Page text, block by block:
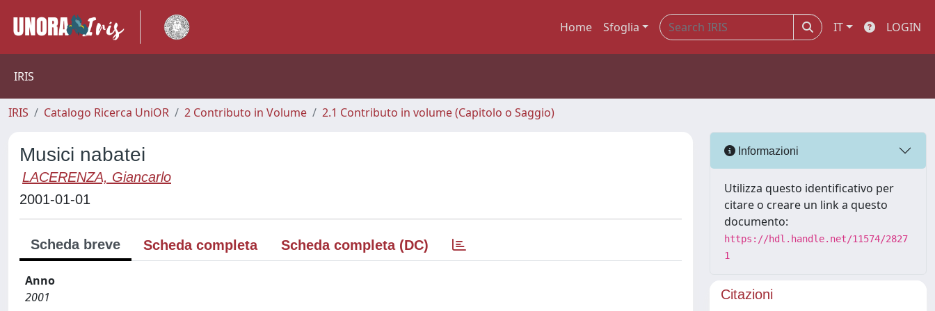
Home Sfoglia IT LOGIN
IRIS
IRIS Catalogo Ricerca UniOR 2 Contributo in Volume 2.1 Contributo in volume (Capitolo o Saggio)
Musici nabatei
LACERENZA, Giancarlo
2001-01-01
Scheda breve Scheda completa Scheda completa (DC)
Anno
2001
Informazioni
Utilizza questo identificativo per
citare o creare un link a questo
documento:
https://hdl.handle.net/11574/2827
1
Citazioni